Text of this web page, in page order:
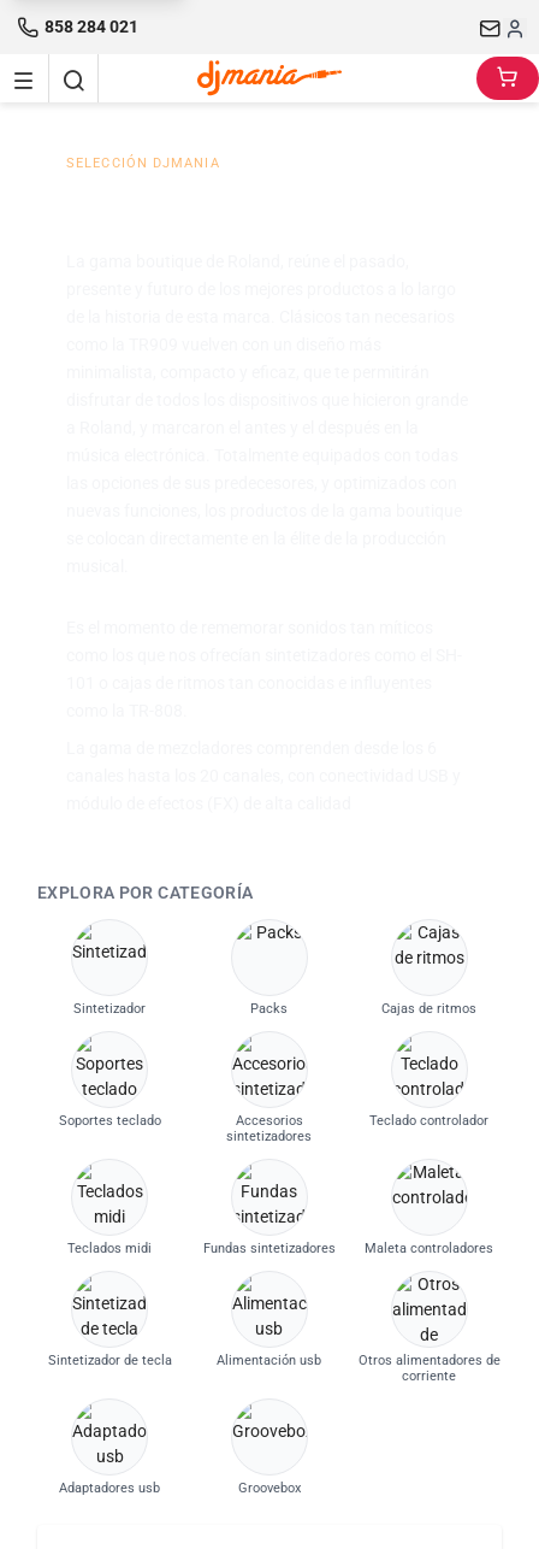
858 284 021
SELECCIÓN DJMANIA
EXPLORA POR CATEGORÍA
Sintetizador Packs Cajas de ritmos
Soportes teclado
Accesorios
sintetizadores
Teclado controlador
Teclados midi Fundas sintetizadores Maleta controladores
Sintetizador de tecla Alimentación usb
Otros alimentadores de
corriente
Adaptadores usb Groovebox